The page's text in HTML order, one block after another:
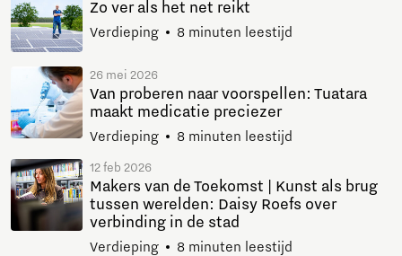
Zo ver als het net reikt
Verdieping 8 minuten leestijd
26 mei 2026
Van proberen naar voorspellen: Tuatara
maakt medicatie preciezer
Verdieping 8 minuten leestijd
12 feb 2026
Makers van de Toekomst | Kunst als brug
tussen werelden: Daisy Roefs over
verbinding in de stad
Verdieping 8 minuten leestijd